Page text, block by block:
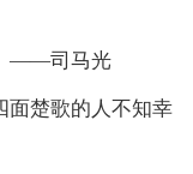
——司马光
面楚歌的人不知幸